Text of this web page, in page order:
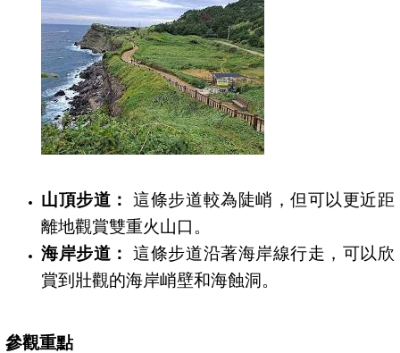
山頂步道：
這條步道較為陡峭，但可以更近距
離地觀賞雙重火山口。
海岸步道：
這條步道沿著海岸線行走，可以欣
賞到壯觀的海岸峭壁和海蝕洞。
參觀重點